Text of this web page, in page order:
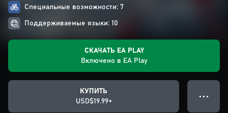
Специальные возможности: 7
Поддерживаемые языки: 10
СКАЧАТЬ EA PLAY
Включено в EA Play
КУПИТЬ
USD$19.99+
● ● ●